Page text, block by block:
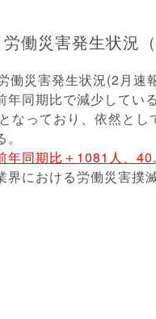
働災害発生状況
災害発生状況(2月速
同期比で減少している
となっており、依然と
年同期比＋1081人、
界における労働災害撲